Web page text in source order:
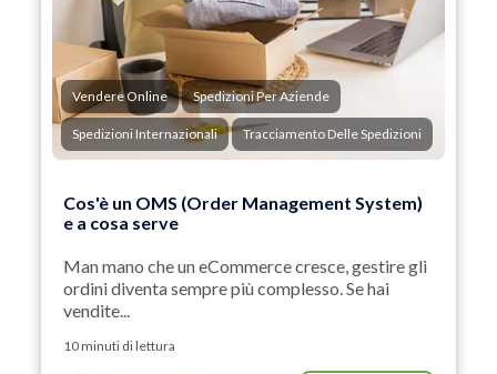
Vendere Online Spedizioni Per Aziende
Spedizioni Internazionali Tracciamento Delle Spedizioni
Cos'è un OMS (Order Management System)
e a cosa serve
Man mano che un eCommerce cresce, gestire gli
ordini diventa sempre più complesso. Se hai
vendite...
10 minuti di lettura